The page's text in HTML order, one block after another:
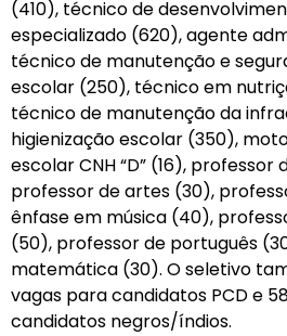
(410), técnico de
especializado (620), agente
técnico de manutenção e
escolar (250), técnico em
técnico de manutenção da
higienização escolar (350),
escolar CNH “D” (16),
professor de artes (30),
ênfase em música (40),
(50), professor de português
matemática (30). O seletivo
vagas para candidatos PCD e
candidatos negros/índios.